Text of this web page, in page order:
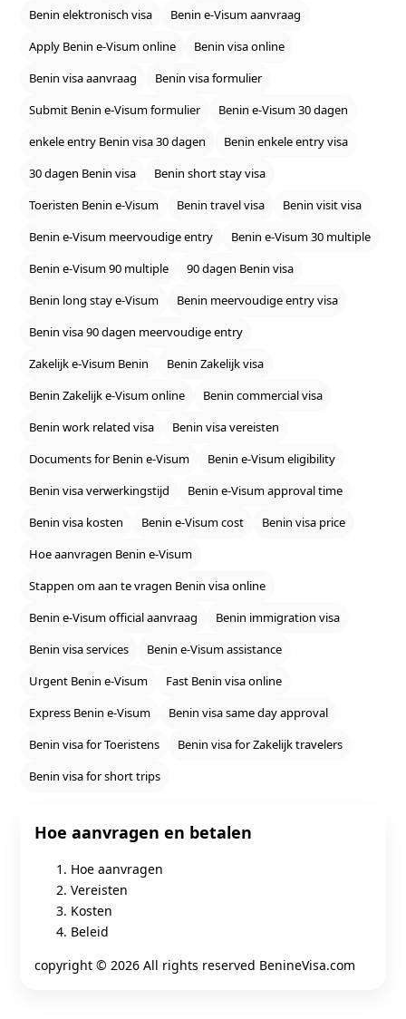
Benin elektronisch visa
Benin e‑Visum aanvraag
Apply Benin e‑Visum online
Benin visa online
Benin visa aanvraag
Benin visa formulier
Submit Benin e‑Visum formulier
Benin e‑Visum 30 dagen
enkele entry Benin visa 30 dagen
Benin enkele entry visa
30 dagen Benin visa
Benin short stay visa
Toeristen Benin e‑Visum
Benin travel visa
Benin visit visa
Benin e‑Visum meervoudige entry
Benin e‑Visum 30 multiple
Benin e‑Visum 90 multiple
90 dagen Benin visa
Benin long stay e‑Visum
Benin meervoudige entry visa
Benin visa 90 dagen meervoudige entry
Zakelijk e‑Visum Benin
Benin Zakelijk visa
Benin Zakelijk e‑Visum online
Benin commercial visa
Benin work related visa
Benin visa vereisten
Documents for Benin e‑Visum
Benin e‑Visum eligibility
Benin visa verwerkingstijd
Benin e‑Visum approval time
Benin visa kosten
Benin e‑Visum cost
Benin visa price
Hoe aanvragen Benin e‑Visum
Stappen om aan te vragen Benin visa online
Benin e‑Visum official aanvraag
Benin immigration visa
Benin visa services
Benin e‑Visum assistance
Urgent Benin e‑Visum
Fast Benin visa online
Express Benin e‑Visum
Benin visa same day approval
Benin visa for Toeristens
Benin visa for Zakelijk travelers
Benin visa for short trips
Hoe aanvragen en betalen
Hoe aanvragen
Vereisten
Kosten
Beleid
copyright © 2026 All rights reserved BenineVisa.com